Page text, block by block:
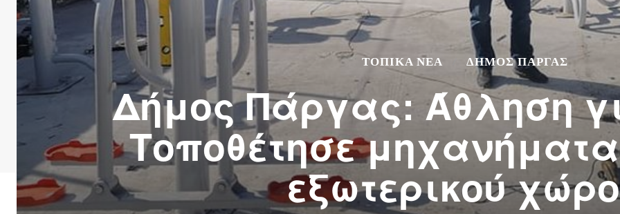
ΤΟΠΙΚΆ ΝΈΑ ΔΉΜΟΣ ΠΆΡΓΑΣ
Δήμος Πάργας: Άθληση
Τοποθέτησε
εξωτερικού